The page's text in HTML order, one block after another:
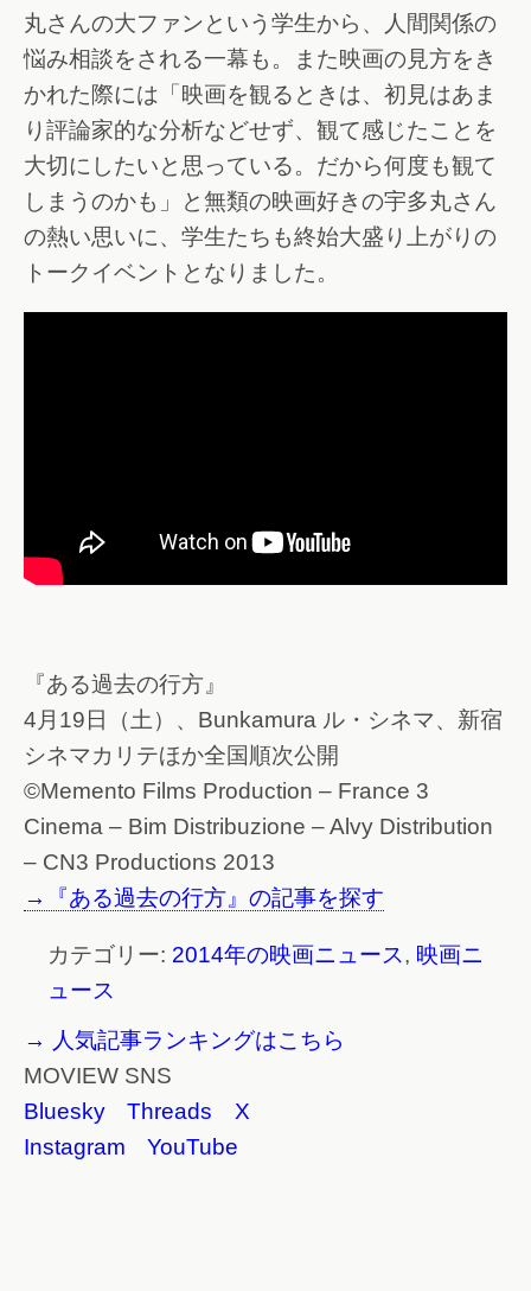
丸さんの大ファンという学生から、人間関係の
悩み相談をされる一幕も。また映画の見方をき
かれた際には「映画を観るときは、初見はあま
り評論家的な分析などせず、観て感じたことを
大切にしたいと思っている。だから何度も観て
しまうのかも」と無類の映画好きの宇多丸さん
の熱い思いに、学生たちも終始大盛り上がりの
トークイベントとなりました。
『ある過去の行方』
4月19日（土）、Bunkamura ル・シネマ、新宿
シネマカリテほか全国順次公開
©Memento Films Production – France 3
Cinema – Bim Distribuzione – Alvy Distribution
– CN3 Productions 2013
→『ある過去の行方』の記事を探す
カテゴリー: 2014年の映画ニュース, 映画ニ
ュース
→ 人気記事ランキングはこちら
MOVIEW SNS
Bluesky
Threads
X
Instagram
YouTube